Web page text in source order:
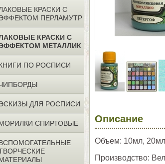
КРАСКИ С
ПЕРЛАМУТР
КРАСКИ С
МЕТАЛЛИК
ПО РОСПИСИ
ДЛЯ РОСПИСИ
СПИРТОВЫЕ Описание
Объем: 10мл,
Производство: